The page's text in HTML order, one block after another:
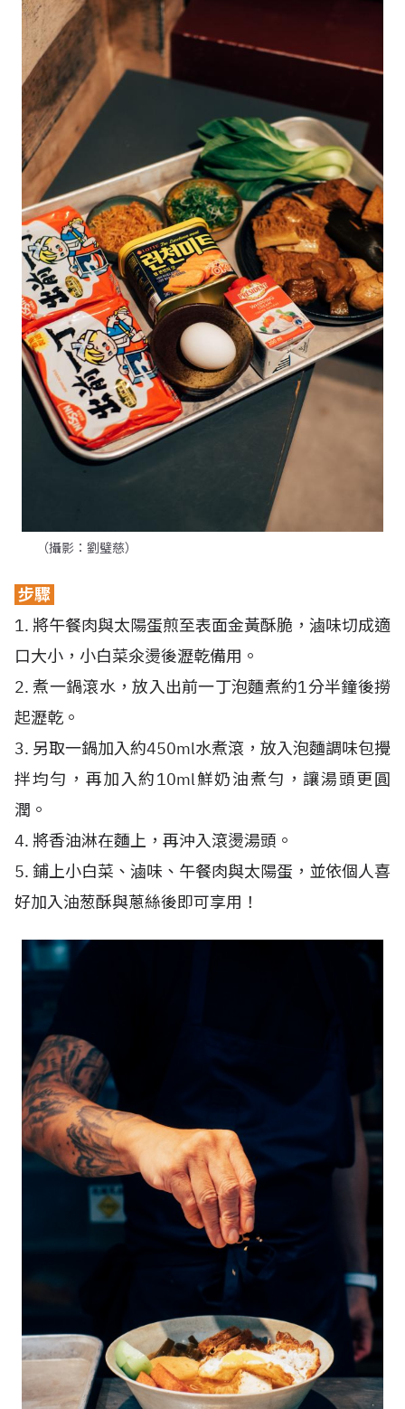
（攝影：劉璧慈）
步驟
1. 將午餐肉與太陽蛋煎至表面金黃酥脆，滷味切成適
口大小，小白菜氽燙後瀝乾備用。
2. 煮一鍋滾水，放入出前一丁泡麵煮約1分半鐘後撈
起瀝乾。
3. 另取一鍋加入約450ml水煮滾，放入泡麵調味包攪
拌均勻，再加入約10ml鮮奶油煮勻，讓湯頭更圓
潤。
4. 將香油淋在麵上，再沖入滾燙湯頭。
5. 鋪上小白菜、滷味、午餐肉與太陽蛋，並依個人喜
好加入油葱酥與蔥絲後即可享用！